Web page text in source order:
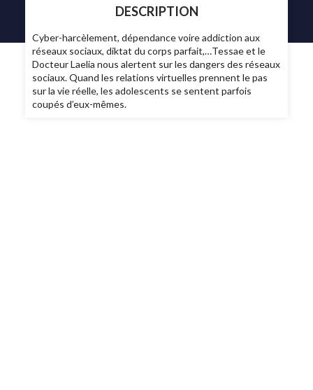
DESCRIPTION
Cyber-harcèlement, dépendance voire addiction aux
réseaux sociaux, diktat du corps parfait,…Tessae et le
Docteur Laelia nous alertent sur les dangers des réseaux
sociaux. Quand les relations virtuelles prennent le pas
sur la vie réelle, les adolescents se sentent parfois
coupés d’eux-mêmes.